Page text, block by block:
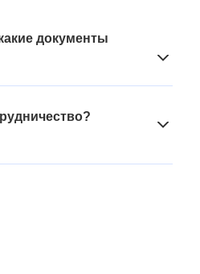
документы
о применении такого
о принятии,
налоговый режим